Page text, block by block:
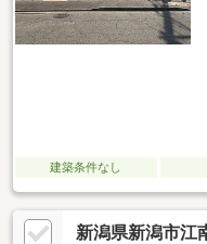
建築条件なし
新潟県新潟市江